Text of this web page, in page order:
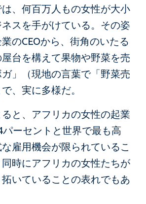
、何百万人もの女性が大小
スを手がけている。その姿
のCEOから、街角のいたる
台を構えて果物や野菜を売
」（現地の言葉で「野菜売
、実に多様だ。
と、アフリカの女性の起業
ーセントと世界で最も高
雇用機会が限られているこ
時にアフリカの女性たちが
いていることの表れでもあ